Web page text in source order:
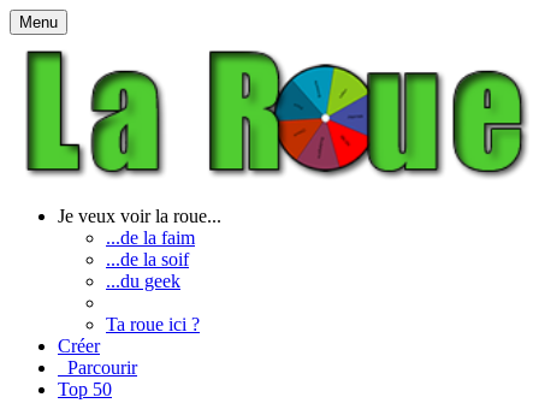
Menu
Je veux voir la roue...
...de la faim
...de la soif
...du geek
Ta roue ici ?
Créer
Parcourir
Top 50